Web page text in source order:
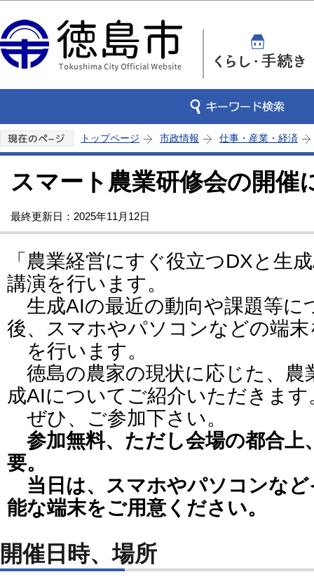
トップページ 市政情報 仕事・産業・経済
スマート農業研修会の開催
最終更新日：2025年11月12日
「農業経営にすぐ役立つDXと生
講演を行います。
生成AIの最近の動向や課題等に
後、スマホやパソコンなどの端
を行います。
徳島の農家の現状に応じた、農
成AIについてご紹介いただきます
ぜひ、ご参加下さい。
参加無料、ただし会場の都合上
要。
当日は、スマホやパソコンな
能な端末をご用意ください。
開催日時、場所